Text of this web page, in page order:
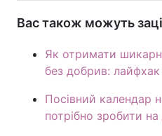
Вас також можуть
Як отримати
без добрив: лайфхак
Посівний календар
потрібно зробити на